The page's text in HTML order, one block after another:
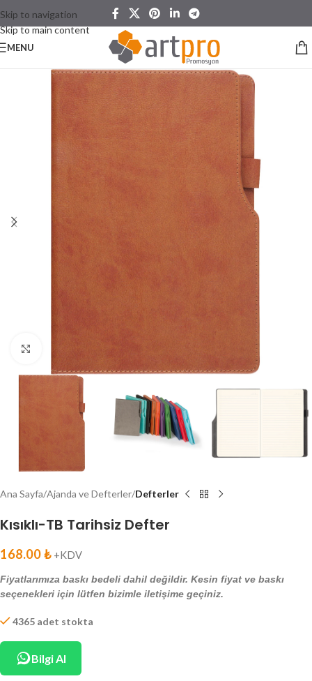
Skip to navigation
Skip to main content
MENU
Ana Sayfa Ajanda ve Defterler Defterler
Kısıklı-TB Tarihsiz Defter
168.00₺ +KDV
Fiyatlarımıza baskı bedeli dahil değildir. Kesin fiyat ve baskı
seçenekleri için lütfen bizimle iletişime geçiniz.
4365 adet stokta
Bilgi Al